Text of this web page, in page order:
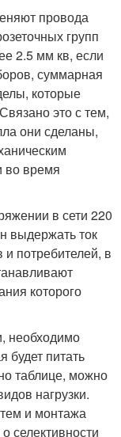
провода
групп
2.5 мм кв, если
суммарная
которые
это с тем,
они сделаны,
во время
в сети 220
выдержать ток
потребителей, в
которого
необходимо
будет питать
таблице, можно
нагрузки.
и монтажа
селективности